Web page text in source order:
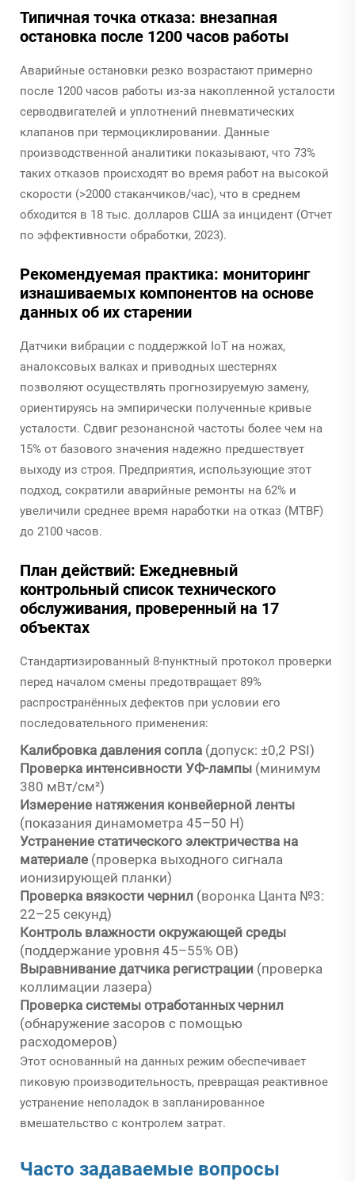
Типичная точка отказа: внезапная
остановка после 1200 часов работы
Аварийные остановки резко возрастают примерно
после 1200 часов работы из-за накопленной усталости
серводвигателей и уплотнений пневматических
клапанов при термоциклировании. Данные
производственной аналитики показывают, что 73%
таких отказов происходят во время работ на высокой
скорости (>2000 стаканчиков/час), что в среднем
обходится в 18 тыс. долларов США за инцидент (Отчет
по эффективности обработки, 2023).
Рекомендуемая практика: мониторинг
изнашиваемых компонентов на основе
данных об их старении
Датчики вибрации с поддержкой IoT на ножах,
аналоксовых валках и приводных шестернях
позволяют осуществлять прогнозируемую замену,
ориентируясь на эмпирически полученные кривые
усталости. Сдвиг резонансной частоты более чем на
15% от базового значения надежно предшествует
выходу из строя. Предприятия, использующие этот
подход, сократили аварийные ремонты на 62% и
увеличили среднее время наработки на отказ (MTBF)
до 2100 часов.
План действий: Ежедневный
контрольный список технического
обслуживания, проверенный на 17
объектах
Стандартизированный 8-пунктный протокол проверки
перед началом смены предотвращает 89%
распространённых дефектов при условии его
последовательного применения:
Калибровка давления сопла (допуск: ±0,2 PSI)
Проверка интенсивности УФ-лампы (минимум
380 мВт/см²)
Измерение натяжения конвейерной ленты
(показания динамометра 45–50 Н)
Устранение статического электричества на
материале (проверка выходного сигнала
ионизирующей планки)
Проверка вязкости чернил (воронка Цанта №3:
22–25 секунд)
Контроль влажности окружающей среды
(поддержание уровня 45–55% ОВ)
Выравнивание датчика регистрации (проверка
коллимации лазера)
Проверка системы отработанных чернил
(обнаружение засоров с помощью
расходомеров)
Этот основанный на данных режим обеспечивает
пиковую производительность, превращая реактивное
устранение неполадок в запланированное
вмешательство с контролем затрат.
Часто задаваемые вопросы